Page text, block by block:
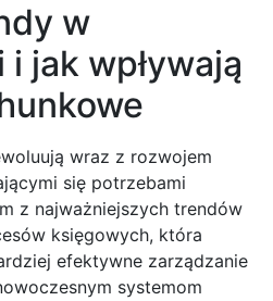
w
jak wpływają
wraz z rozwojem
się potrzebami
z najważniejszych trendów
księgowych, która
efektywne zarządzanie
systemom